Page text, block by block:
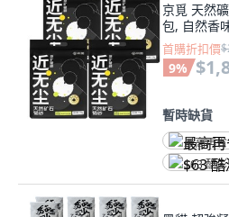
京覓 天然
包, 自然香
首購折扣價
9%
暫時缺貨
最高再
$63 酷